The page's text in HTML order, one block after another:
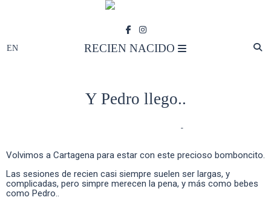
RECIEN NACIDO
Y Pedro llego..
-
Volvimos a Cartagena para estar con este precioso bomboncito.
Las sesiones de recien casi siempre suelen ser largas, y
complicadas, pero simpre merecen la pena, y más como bebes
como Pedro..